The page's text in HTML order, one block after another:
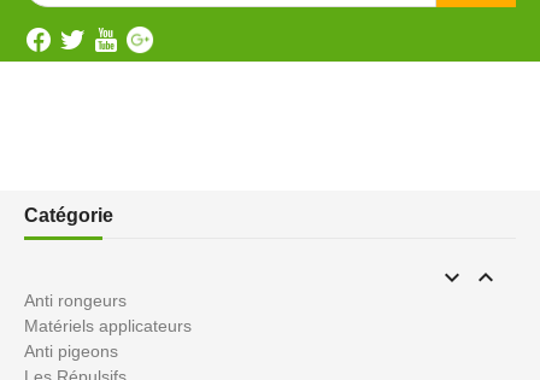
Catégorie
 
Anti rongeurs
Matériels applicateurs
Anti pigeons